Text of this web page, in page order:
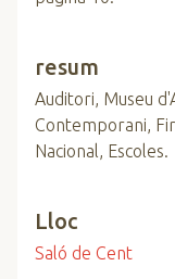
resum
Auditori, Museu
Contemporani,
Nacional, Escoles.
Lloc
Saló de Cent